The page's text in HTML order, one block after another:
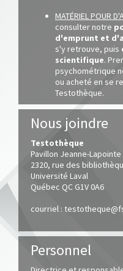
MATÉRIEL POUR
consulter notre
d'emprunt et
s'y retrouve, puis
scientifique.
psychométrique
ou acheté en se
Testothèque.
Nous joindre
Testothèque
Pavillon Jeanne-Lapointe
2320, rue des
Université Laval
Québec QC G1V 0A6
courriel :
Personnel